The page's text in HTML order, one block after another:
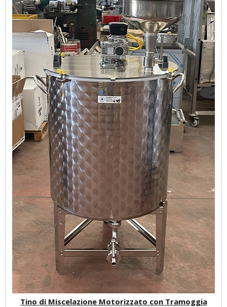
Tino di Miscelazione Motorizzato con Tramoggia